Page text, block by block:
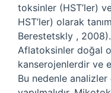
toksinler (HST’ler)
HST’ler) olarak
Berestetskly ,
Aflatoksinler doğal
kanserojenlerdir ve
Bu nedenle